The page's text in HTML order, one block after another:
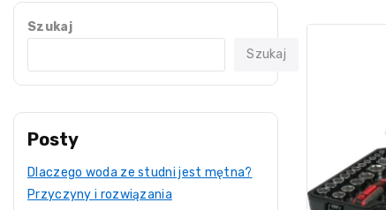
Szukaj
Szukaj
Posty
Dlaczego woda ze studni jest mętna?
Przyczyny i rozwiązania